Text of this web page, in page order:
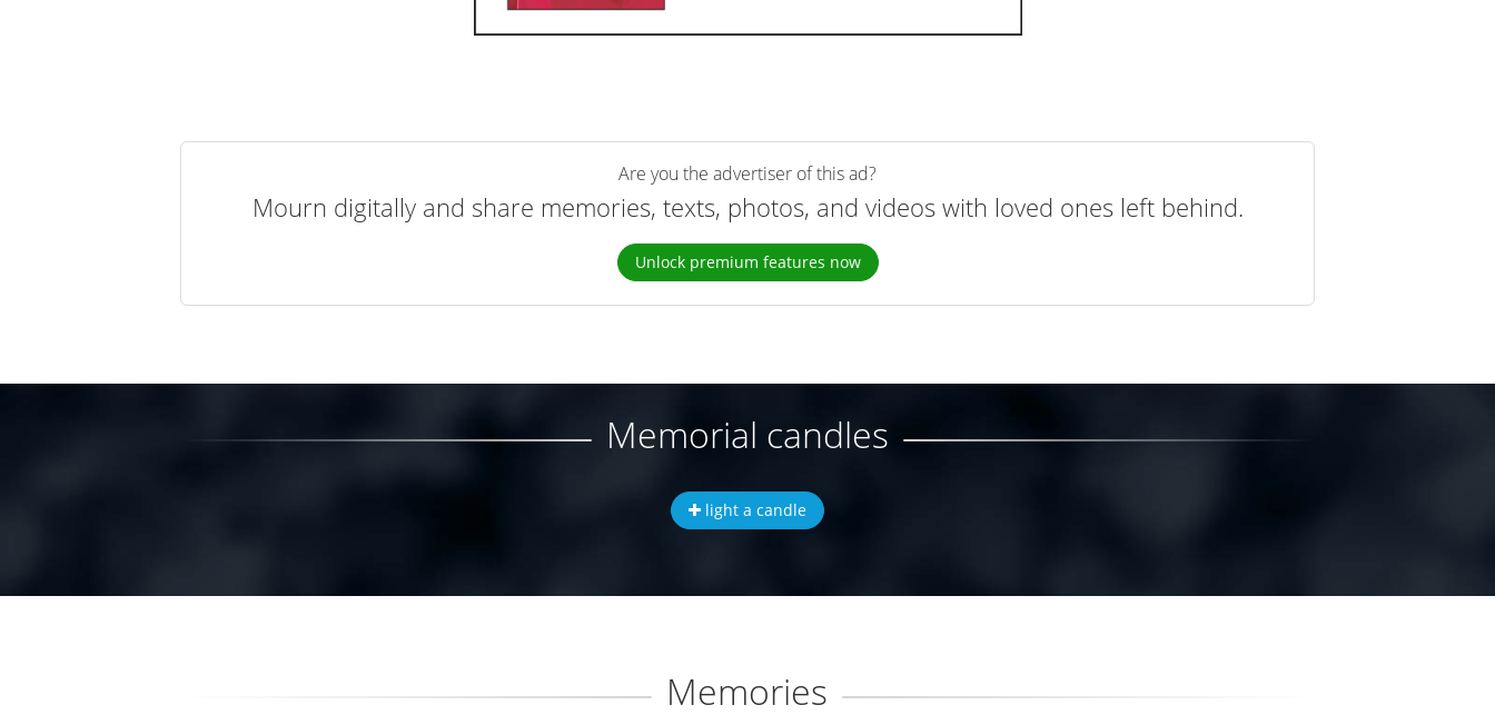
Are you the advertiser of this ad?
Mourn digitally and share memories, texts, photos, and videos with loved ones left behind.
Unlock premium features now
Memorial candles
light a candle
Memories